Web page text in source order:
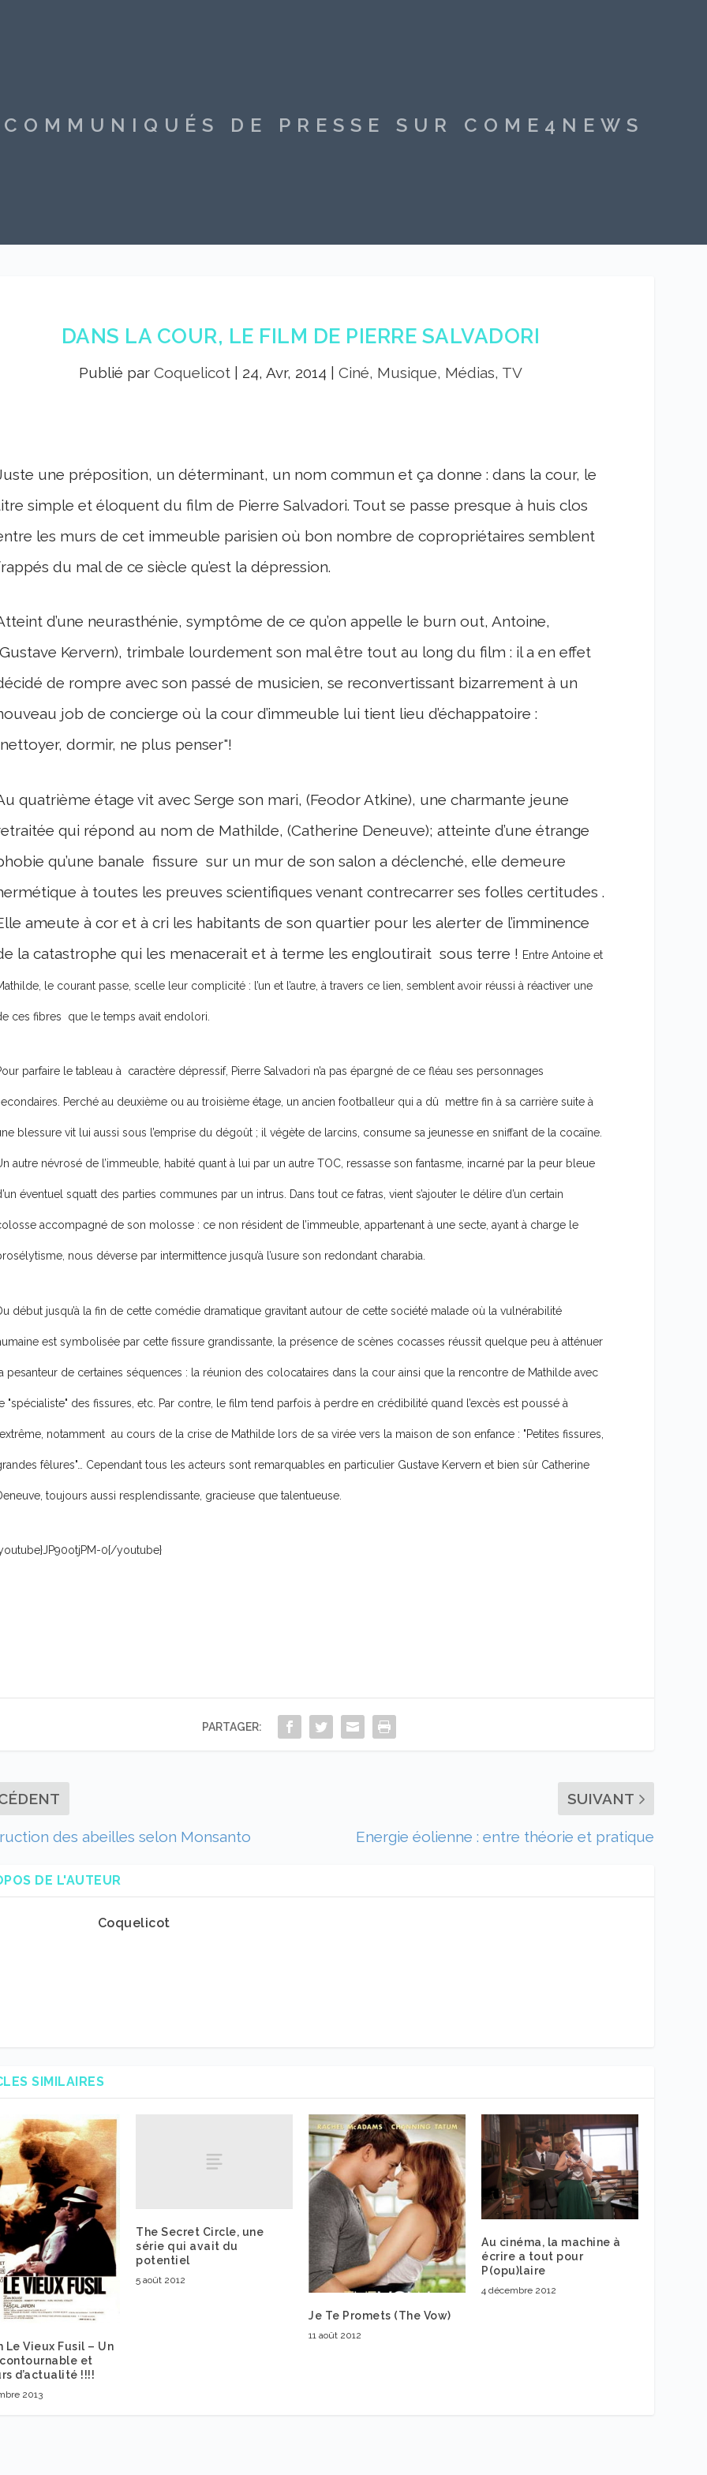
DE PRESSE SUR COME4NEWS
DANS LA COUR, LE FILM DE PIERRE SALVADORI
Publié parCoquelicot 24, Avr, 2014 |Ciné, Musique, Médias, TV
une préposition, un déterminant, un nom commun et ça donne : dans la cour, le
simple et éloquent du film de Pierre Salvadori. Tout se passe presque à huis clos
les murs de cet immeuble parisien où bon nombre de copropriétaires semblent
du mal de ce siècle qu’est la dépression.
d’une neurasthénie, symptôme de ce qu’on appelle le burn out, Antoine,
Kervern), trimbale lourdement son mal être tout au long du film : il a en effet
de rompre avec son passé de musicien, se reconvertissant bizarrement à un
job de concierge où la cour d’immeuble lui tient lieu d’échappatoire :
dormir, ne plus penser"!
quatrième étage vit avec Serge son mari, (Feodor Atkine), une charmante jeune
qui répond au nom de Mathilde, (Catherine Deneuve); atteinte d’une étrange
qu’une banale fissure sur un mur de son salon a déclenché, elle demeure
à toutes les preuves scientifiques venant contrecarrer ses folles certitudes .
ameute à cor et à cri les habitants de son quartier pour les alerter de l’imminence
la catastrophe qui les menacerait et à terme les engloutirait sous terre ! Entre Antoine et
le courant passe, scelle leur complicité : l’un et l’autre, à travers ce lien, semblent avoir réussi à réactiver une
ces fibres que le temps avait endolori.
parfaire le tableau à caractère dépressif, Pierre Salvadori n’a pas épargné de ce fléau ses personnages
Perché au deuxième ou au troisième étage, un ancien footballeur qui a dû mettre fin à sa carrière suite à
blessure vit lui aussi sous l’emprise du dégoût ; il végète de larcins, consume sa jeunesse en sniffant de la cocaïne.
autre névrosé de l’immeuble, habité quant à lui par un autre TOC, ressasse son fantasme, incarné par la peur bleue
éventuel squatt des parties communes par un intrus. Dans tout ce fatras, vient s’ajouter le délire d’un certain
accompagné de son molosse : ce non résident de l’immeuble, appartenant à une secte, ayant à charge le
nous déverse par intermittence jusqu’à l’usure son redondant charabia.
début jusqu’à la fin de cette comédie dramatique gravitant autour de cette société malade où la vulnérabilité
est symbolisée par cette fissure grandissante, la présence de scènes cocasses réussit quelque peu à atténuer
pesanteur de certaines séquences : la réunion des colocataires dans la cour ainsi que la rencontre de Mathilde avec
"spécialiste" des fissures, etc. Par contre, le film tend parfois à perdre en crédibilité quand l’excès est poussé à
notamment au cours de la crise de Mathilde lors de sa virée vers la maison de son enfance : "Petites fissures,
fêlures"… Cependant tous les acteurs sont remarquables en particulier Gustave Kervern et bien sûr Catherine
toujours aussi resplendissante, gracieuse que talentueuse.
0{/youtube}
PARTAGER:
des abeilles selon Monsanto
SUIVANT
Energie éolienne : entre théorie et pratique
DE L'AUTEUR
Coquelicot
SIMILAIRES
Le Vieux Fusil – Un
et
d’actualité !!!!
2013
The Secret Circle, une
série qui avait du
potentiel
5 août 2012
Je Te Promets (The Vow)
11 août 2012
Au cinéma, la machine à
écrire a tout pour
P(opu)laire
4 décembre 2012